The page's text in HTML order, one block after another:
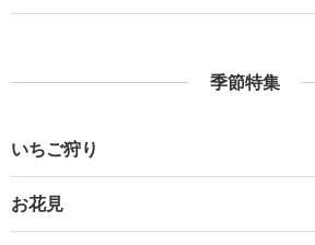
季節特集
いちご狩り
お花見